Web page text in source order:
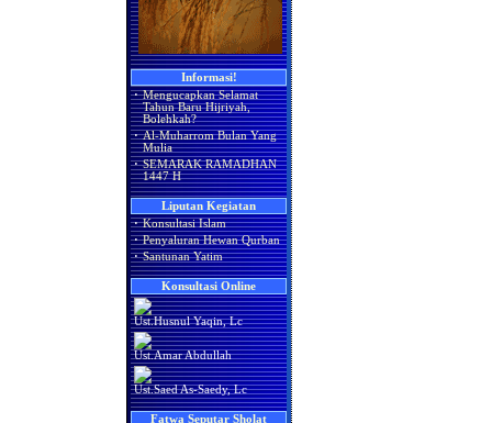
Informasi!
· Mengucapkan Selamat
Tahun Baru Hijriyah,
Bolehkah?
· Al-Muharrom Bulan Yang
Mulia
· SEMARAK RAMADHAN
1447 H
Liputan Kegiatan
· Konsultasi Islam
· Penyaluran Hewan Qurban
· Santunan Yatim
Konsultasi Online
Ust.Husnul Yaqin, Lc
Ust.Amar Abdullah
Ust.Saed As-Saedy, Lc
Fatwa Seputar Sholat